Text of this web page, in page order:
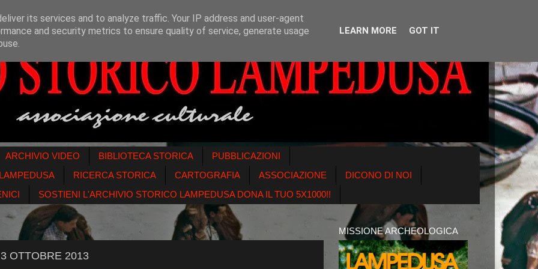
ARCHIVIO VIDEO BIBLIOTECA STORICA
PUBBLICAZIONI
RICERCA STORICA CARTOGRAFIA ASSOCIAZIONE
DICONO DI NOI
SOSTIENI L'ARCHIVIO STORICO LAMPEDUSA DONA IL TUO 5X1000!!
OTTOBRE 2013
MISSIONE ARCHEOLOGICA
its services and to analyze traffic. Your IP address and user-agent
and security metrics to ensure quality of service, generate usage
LEARN MORE GOT IT